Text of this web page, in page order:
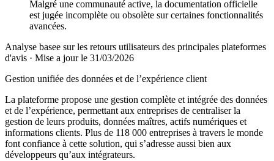
Malgré une communauté active, la documentation officielle
est jugée incomplète ou obsolète sur certaines fonctionnalités
avancées.
Analyse basee sur les retours utilisateurs des principales plateformes
d'avis · Mise a jour le 31/03/2026
Gestion unifiée des données et de l’expérience client
La plateforme propose une gestion complète et intégrée des données
et de l’expérience, permettant aux entreprises de centraliser la
gestion de leurs produits, données maîtres, actifs numériques et
informations clients. Plus de 118 000 entreprises à travers le monde
font confiance à cette solution, qui s’adresse aussi bien aux
développeurs qu’aux intégrateurs.